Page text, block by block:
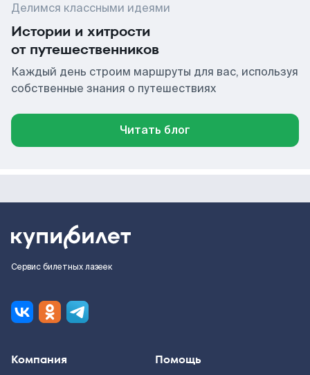
Делимся классными идеями
Истории и хитрости
от путешественников
Каждый день строим маршруты для вас, используя
собственные знания о путешествиях
Читать блог
Сервис билетных лазеек
Компания Помощь